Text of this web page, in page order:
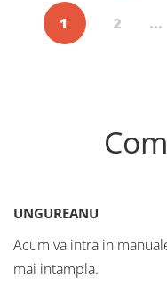
1 2 …
UNGUREANU
Acum va intra in
mai intampla.